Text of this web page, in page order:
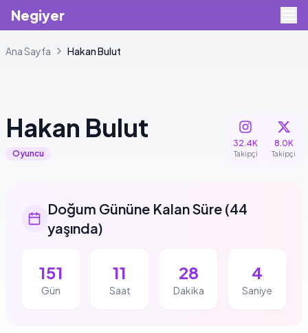
Negiyer
Ana Sayfa HakanBulut
Hakan Bulut
Oyuncu
32.4K
Takipçi
8.0K
Takipçi
Doğum Gününe Kalan Süre(44
yaşında)
151
Gün
11
Saat
28
Dakika
3
Saniye